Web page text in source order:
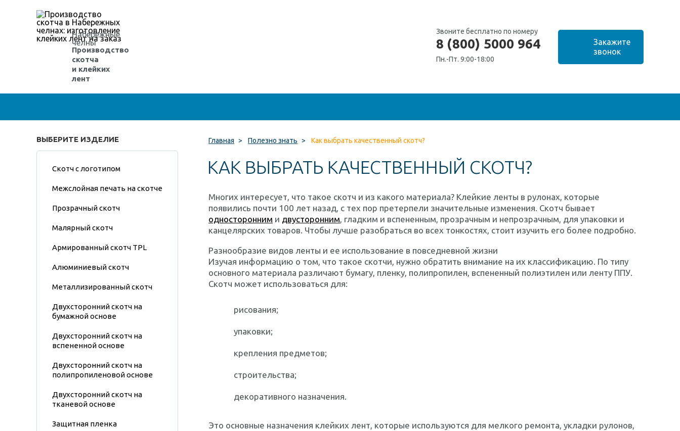
Набережные
челны
Производство
скотча
и клейких
лент
Звоните бесплатно по номеру
8 (800) 5000 964
Пн.-Пт. 9:00-18:00
ВЫБЕРИТЕ ИЗДЕЛИЕ
Скотч с логотипом
Межслойная печать на скотче
Прозрачный скотч
Малярный скотч
Армированный скотч TPL
Алюминиевый скотч
Металлизированный скотч
Двухсторонний скотч на
бумажной основе
Двухсторонний скотч на
вспененной основе
Двухсторонний скотч на
полипропиленовой основе
Двухсторонний скотч на
тканевой основе
Защитная пленка
Главная > Полезно знать > Как выбрать качественный скотч?
КАК ВЫБРАТЬ КАЧЕСТВЕННЫЙ СКОТЧ?
Многих интересует, что такое скотч и из какого материала? Клейкие ленты в рулонах, которые
появились почти 100 лет назад, с тех пор претерпели значительные изменения. Скотч бывает
односторонним и двусторонним, гладким и вспененным, прозрачным и непрозрачным, для упаковки и
канцелярских товаров. Чтобы лучше разобраться во всех тонкостях, стоит изучить его более подробно.
Разнообразие видов ленты и ее использование в повседневной жизни
Изучая информацию о том, что такое скотчи, нужно обратить внимание на их классификацию. По типу
основного материала различают бумагу, пленку, полипропилен, вспененный полиэтилен или ленту ППУ.
Скотч может использоваться для:
рисования;
упаковки;
крепления предметов;
строительства;
декоративного назначения.
Это основные назначения клейких лент, которые используются для мелкого ремонта, укладки рулонов,